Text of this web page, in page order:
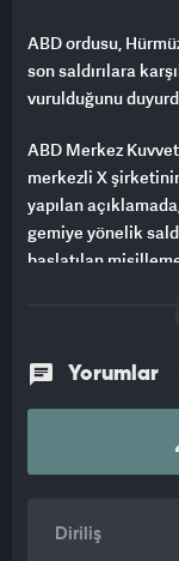
ABD ordusu,
son saldırılara
vurulduğunu
ABD Merkez
merkezli X
yapılan
gemiye yönelik
başlatılan
"CENTCOM
hassas güdümlü
vurduğu yeni bir
kontrol ağları ve
ve seyrüsefer
Yorumlar
Diriliş